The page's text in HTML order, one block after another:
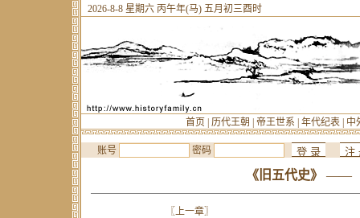
2026-8-8 星期六 丙午年(马) 五月初三酉时
首页 历代王朝 帝王世系 年代纪表 中
账号 密码
《旧五代史》 ——
〖上一章〗